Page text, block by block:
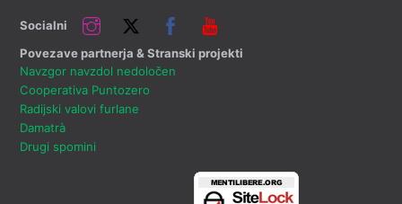
Socialni
Povezave partnerja & Stranski projekti
Navzgor navzdol nedoločen
Cooperativa Puntozero
Radijski valovi furlane
Damatrà
Drugi spomini